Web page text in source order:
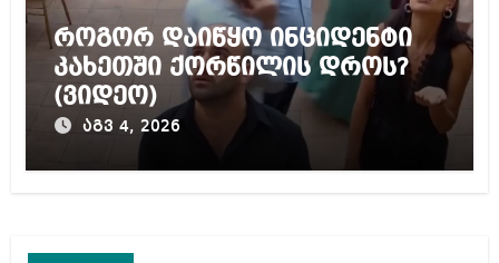
როგორ დაიწყო ინციდენტი
კახეთში ქორწილის დროს?
(ვიდეო)
აგვ 4, 2026